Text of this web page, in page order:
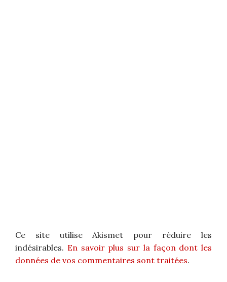
Ce site utilise Akismet pour réduire les
indésirables. En savoir plus sur la façon dont les
données de vos commentaires sont traitées.